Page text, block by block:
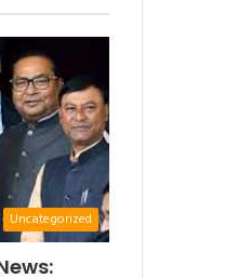
Uncategorized